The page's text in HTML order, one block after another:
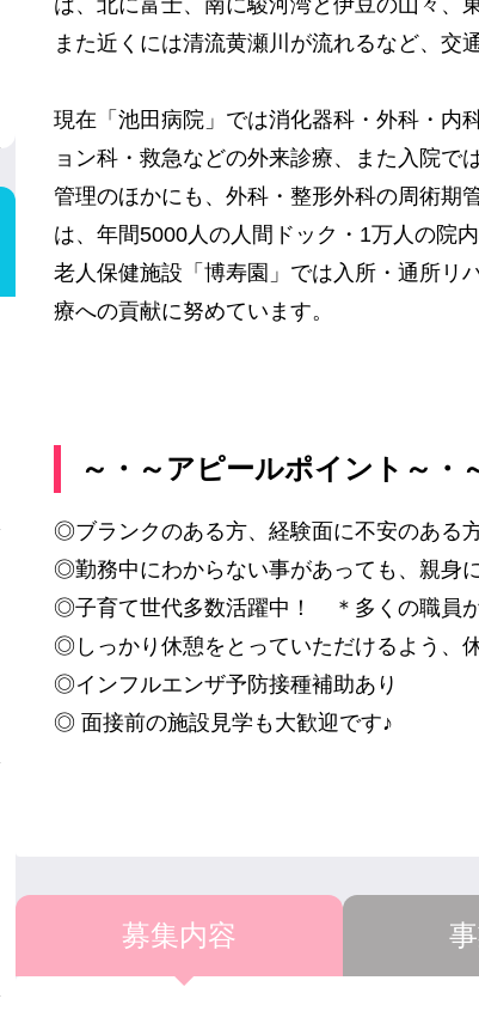
は、北に富士、南に駿河湾と伊豆の山々、
また近くには清流黄瀬川が流れるなど、交
現在「池田病院」では消化器科・外科・内
ョン科・救急などの外来診療、また入院で
管理のほかにも、外科・整形外科の周術期
は、年間5000人の人間ドック・1万人の院
老人保健施設「博寿園」では入所・通所リ
療への貢献に努めています。
～・～アピールポイント～・
◎ブランクのある方、経験面に不安のある
◎勤務中にわからない事があっても、親身
◎子育て世代多数活躍中！ ＊多くの職員
◎しっかり休憩をとっていただけるよう、
◎インフルエンザ予防接種補助あり
◎ 面接前の施設見学も大歓迎です♪
募集内容